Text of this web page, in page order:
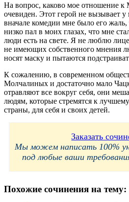
На вопрос, каково мое отношение к
очевиден. Этот герой не вызывает
вначале комедии мне было его
низко пал в моих глазах, что мне
люди есть на свете. Я не люблю
не имеющих собственного мнения
носят маску и пытаются
К сожалению, в современном
Молчалиных и достаточно мало
отравляют все вокруг себя, они
людям, которые стремятся к
страны, для себя и своих детей.
Заказать
Мы можем написать 100%
под любые ваши
Похожие сочинения на тему: